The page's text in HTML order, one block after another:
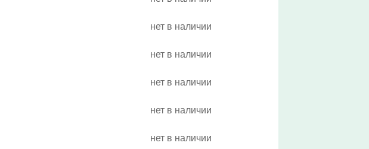
нет в наличии
нет в наличии
нет в наличии
нет в наличии
нет в наличии